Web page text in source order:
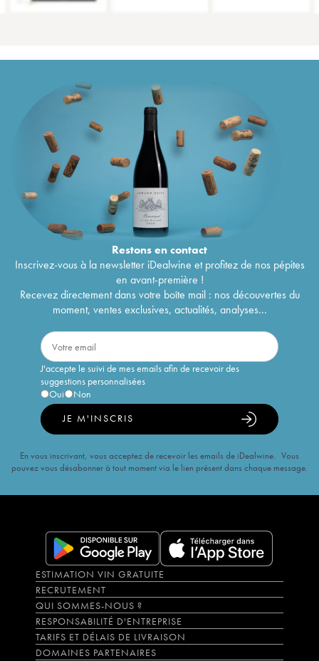
Restons encontact
Inscrivez-vous à la newsletter iDealwine et profitez de nos pépites
en avant-première !
Recevez directement dans votre boîte mail : nos découvertes du
moment, ventes exclusives, actualités, analyses...
J'accepte le suivi de mes emails afin de recevoir des
suggestions personnalisées
Oui
Non
JE M'INSCRIS
En vous inscrivant, vous acceptez de recevoir les emails de iDealwine. Vous
pouvez vous désabonner à tout moment via le lien présent dans chaque message.
ESTIMATION VIN GRATUITE
RECRUTEMENT
QUI SOMMES-NOUS ?
RESPONSABILITÉ D'ENTREPRISE
TARIFS ET DÉLAIS DE LIVRAISON
DOMAINES PARTENAIRES